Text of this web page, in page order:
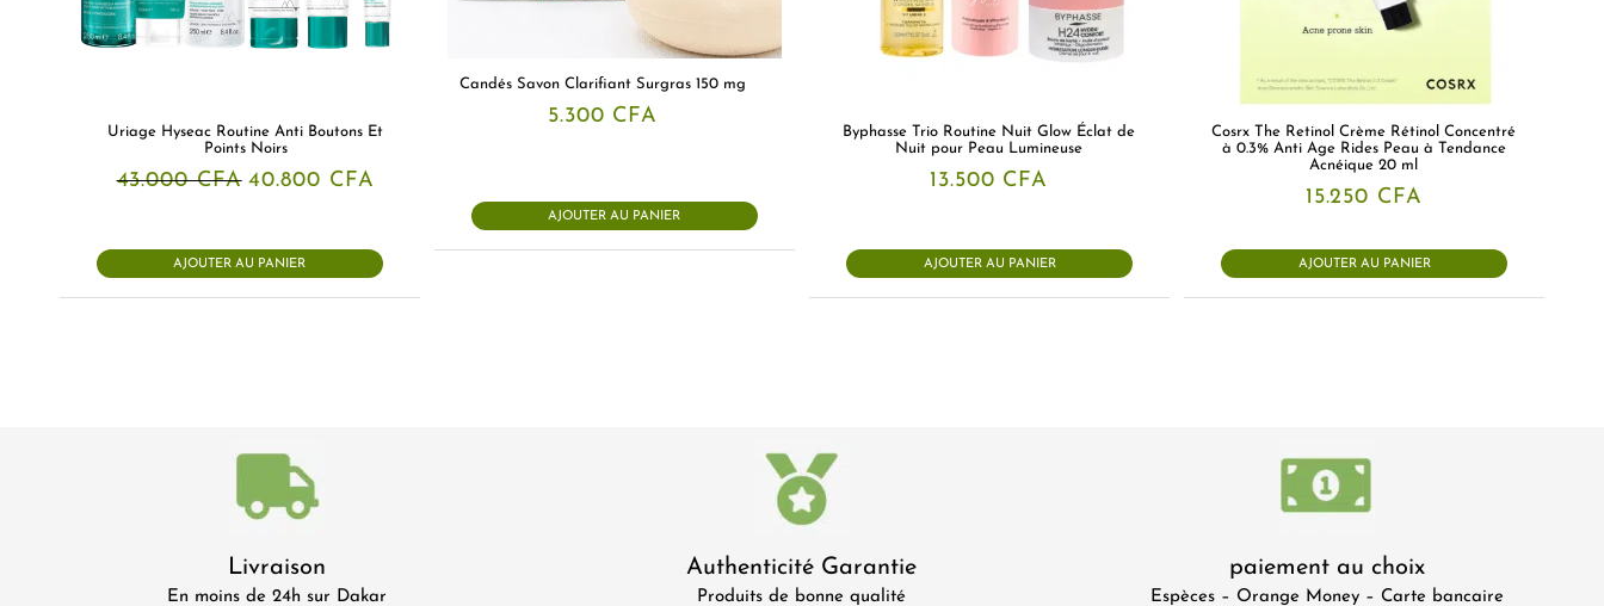
Uriage Hyseac Routine Anti Boutons Et
Points Noirs
43.000CFA Le
43.000 CFA.
40.800 CFA
40.800 CFA.
AJOUTER AU PANIER
Candés Savon Clarifiant Surgras 150 mg
5.300 CFA
AJOUTER AU PANIER
Byphasse Trio Routine Nuit Glow Éclat de
Nuit pour Peau Lumineuse
13.500 CFA
AJOUTER AU PANIER
Cosrx The Retinol Crème Rétinol Concentré
à 0.3% Anti Age Rides Peau à Tendance
Acnéique 20 ml
15.250 CFA
AJOUTER AU PANIER
Livraison
En moins de 24h sur Dakar
Authenticité Garantie
Produits de bonne qualité
paiement au choix
Espèces – Orange Money – Carte bancaire